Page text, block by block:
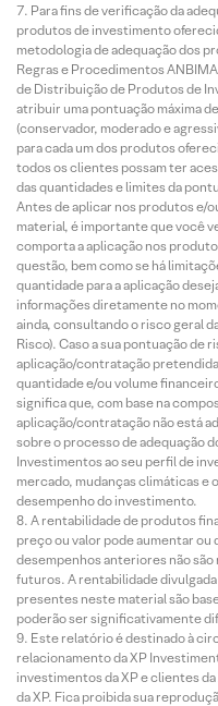
Para fins de verificação da
produtos de investimento
metodologia de adequação dos
Regras e Procedimentos
de Distribuição de Produtos de
atribuir uma pontuação máxima
(conservador, moderado e
para cada um dos produtos
todos os clientes possam ter
das quantidades e limites da
Antes de aplicar nos produtos e/
material, é importante que você
comporta a aplicação nos
questão, bem como se há
quantidade para a aplicação
informações diretamente no
ainda, consultando o risco geral
Risco). Caso a sua pontuação de
aplicação/contratação
quantidade e/ou volume
significa que, com base na
aplicação/contratação não está
sobre o processo de adequação
Investimentos ao seu perfil de
mercado, mudanças climáticas e
desempenho do investimento.
A rentabilidade de produtos
preço ou valor pode aumentar
desempenhos anteriores não
futuros. A rentabilidade
presentes neste material são
poderão ser significativamente
Este relatório é destinado à
relacionamento da XP
investimentos da XP e clientes
da XP. Fica proibida sua